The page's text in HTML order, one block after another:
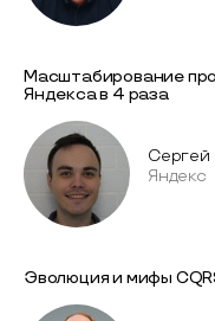
Масштабирование
Яндекса в 4 раза
Сергей
Яндекс
Эволюция и мифы